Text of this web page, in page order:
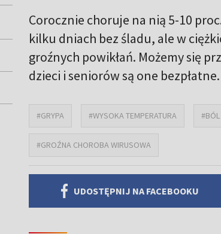
Corocznie choruje na nią 5-10
kilku dniach bez śladu, ale w
groźnych powikłań. Możemy się
dzieci i seniorów są one
#GRYPA #WYSOKA TEMPERATURA
#GROŹNA CHOROBA WIRUSOWA
UDOSTĘPNIJ NA FACEBOOKU